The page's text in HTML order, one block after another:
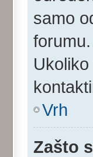
samo
forumu.
Vrh
Zašto